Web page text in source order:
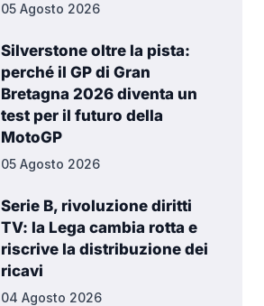
05 Agosto 2026
Silverstone oltre la pista:
perché il GP di Gran
Bretagna 2026 diventa un
test per il futuro della
MotoGP
05 Agosto 2026
Serie B, rivoluzione diritti
TV: la Lega cambia rotta e
riscrive la distribuzione dei
ricavi
04 Agosto 2026